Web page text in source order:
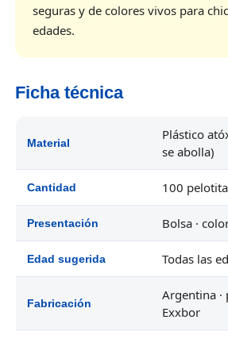
seguras y de colores vivos para
edades.
Ficha técnica
Material
Plástico
se abolla)
Cantidad 100
Presentación Bolsa ·
Edad sugerida Todas las
Fabricación
Argentina
Exxbor